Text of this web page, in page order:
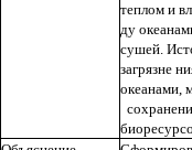
теплом и
ду
сушей.
загрязне
океанами,